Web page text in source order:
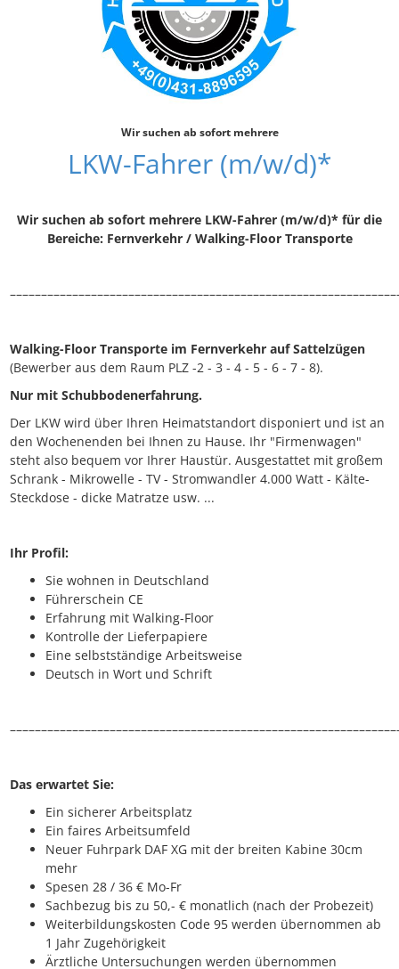
Wir suchen ab sofort mehrere
LKW-Fahrer (m/w/d)*
Wir suchen ab sofort mehrere LKW-Fahrer (m/w/d)* für die
Bereiche: Fernverkehr / Walking-Floor Transporte
Walking-Floor Transporte im Fernverkehr auf Sattelzügen
(Bewerber aus dem Raum PLZ -2 - 3 - 4 - 5 - 6 - 7 - 8).
Nur mit Schubbodenerfahrung.
Der LKW wird über Ihren Heimatstandort disponiert und ist an
den Wochenenden bei Ihnen zu Hause. Ihr "Firmenwagen"
steht also bequem vor Ihrer Haustür. Ausgestattet mit großem
Schrank - Mikrowelle - TV - Stromwandler 4.000 Watt - Kälte-
Steckdose - dicke Matratze usw. ...
Ihr Profil:
Sie wohnen in Deutschland
Führerschein CE
Erfahrung mit Walking-Floor
Kontrolle der Lieferpapiere
Eine selbstständige Arbeitsweise
Deutsch in Wort und Schrift
Das erwartet Sie:
Ein sicherer Arbeitsplatz
Ein faires Arbeitsumfeld
Neuer Fuhrpark DAF XG mit der breiten Kabine 30cm
mehr
Spesen 28 / 36 € Mo-Fr
Sachbezug bis zu 50,- € monatlich (nach der Probezeit)
Weiterbildungskosten Code 95 werden übernommen ab
1 Jahr Zugehörigkeit
Ärztliche Untersuchungen werden übernommen